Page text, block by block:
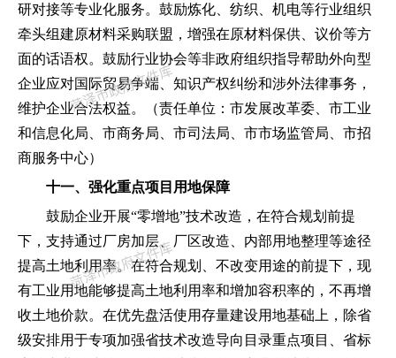
研对接等专业化服务。鼓励炼化、纺织、机电等行业组织
牵头组建原材料采购联盟 ， 增强在原材料保供、议价等方
面的话语权。鼓励行业协会等非政府组织指导帮助外向型
企业应对国际贸易争端、知识产权纠纷和涉外法律事务 ，
维护企业合法权益。
（责任单位 ： 市发展改革委、市工业
和信息化局、市商务局、市司法局、市市场监管局、市招
商服务中心）
十一、强化重点项目用地保障
鼓励企业开展“零增地”技术改造 ， 在符合规划前提
下 ， 支持通过厂房加层、厂区改造、内部用地整理等途径
提高土地利用率。在符合规划、不改变用途的前提下 ， 现
有工业用地能够提高土地利用率和增加容积率的 ， 不再增
收土地价款。在优先盘活使用存量建设用地基础上 ， 除省
级安排用于专项加强省技术改造导向目录重点项目、省标